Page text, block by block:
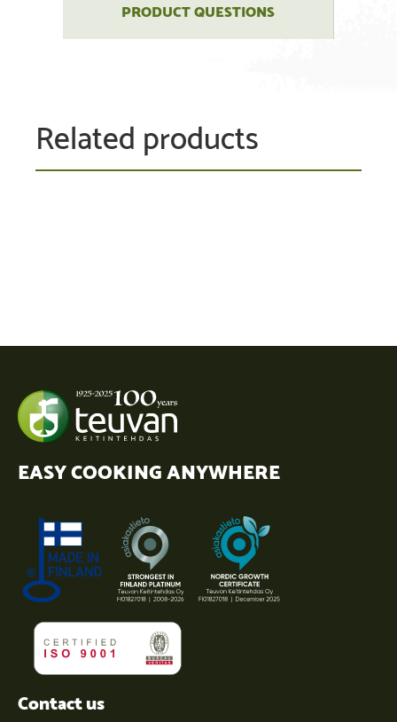
PRODUCT QUESTIONS
Related products
EASY COOKING ANYWHERE
Contact us